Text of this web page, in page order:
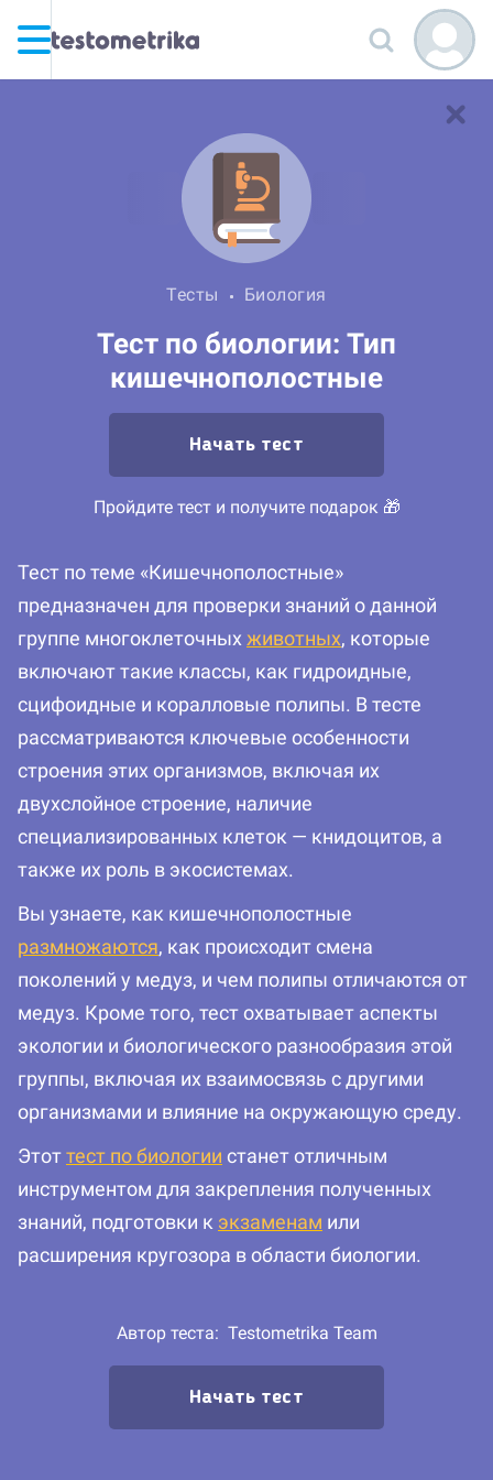
Тесты Биология
Тест по биологии: Тип
кишечнополостные
Начать тест
Пройдите тест и получите подарок 🎁
Тест по теме «Кишечнополостные»
предназначен для проверки знаний о данной
группе многоклеточныхживотных, которые
включают такие классы, как гидроидные,
сцифоидные и коралловые полипы. В тесте
рассматриваются ключевые особенности
строения этих организмов, включая их
двухслойное строение, наличие
специализированных клеток — книдоцитов, а
также их роль в экосистемах.
Вы узнаете, как кишечнополостные
размножаются, как происходит смена
поколений у медуз, и чем полипы отличаются от
медуз. Кроме того, тест охватывает аспекты
экологии и биологического разнообразия этой
группы, включая их взаимосвязь с другими
организмами и влияние на окружающую среду.
Этоттест по биологии станет отличным
инструментом для закрепления полученных
знаний, подготовки к экзаменам или
расширения кругозора в области биологии.
Автор теста: Testometrika Team
Начать тест